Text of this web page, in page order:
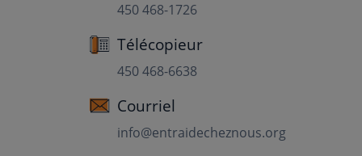
450 468-1726
Télécopieur
450 468-6638
Courriel
info@entraidecheznous.org